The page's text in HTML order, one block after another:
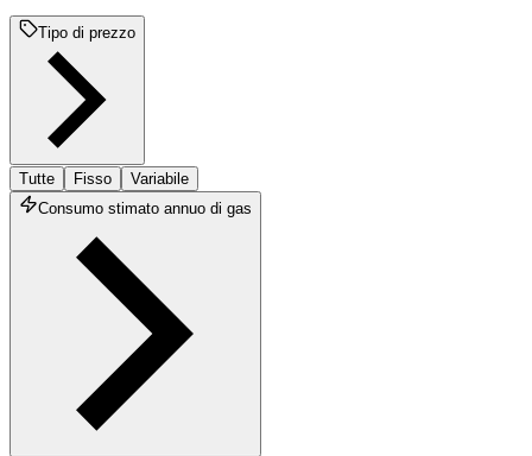
Tipo di prezzo
Tutte Fisso
Variabile
Consumo stimato annuo di gas